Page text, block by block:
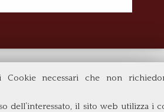
Cookie necessari che non
dell’interessato, il sito web utilizza i